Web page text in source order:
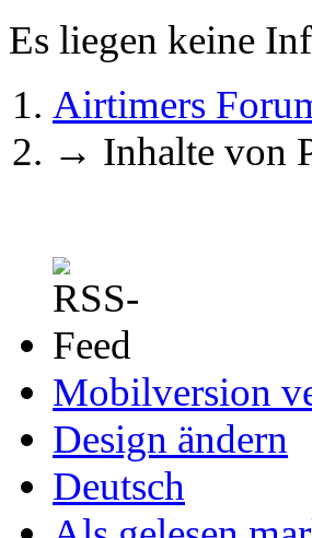
Es liegen keine
Airtimers
→ Inhalte von
Mobilversion
Design ändern
Deutsch